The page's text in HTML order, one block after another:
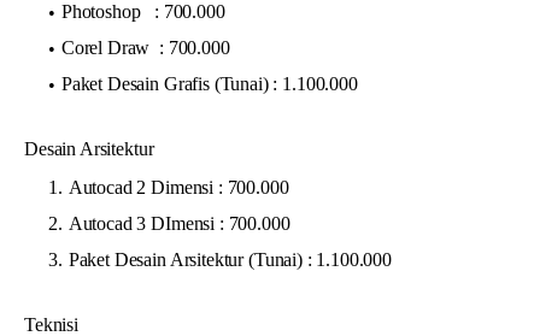
Photoshop : 700.000
Corel Draw : 700.000
Paket Desain Grafis (Tunai) : 1.100.000
Desain Arsitektur
Autocad 2 Dimensi : 700.000
Autocad 3 DImensi : 700.000
Paket Desain Arsitektur (Tunai) : 1.100.000
Teknisi